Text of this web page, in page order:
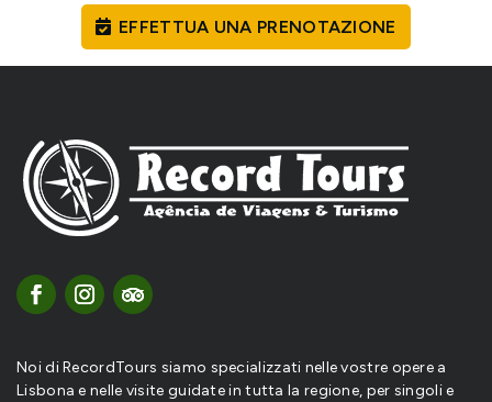
EFFETTUA UNA PRENOTAZIONE
Noi di RecordTours siamo specializzati nelle vostre opere a
Lisbona e nelle visite guidate in tutta la regione, per singoli e